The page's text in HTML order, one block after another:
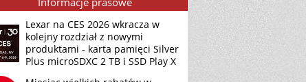
Lexar na CES 2026 wkracza w
kolejny rozdział z nowymi
produktami - karta pamięci Silver
Plus microSDXC 2 TB i SSD Play X